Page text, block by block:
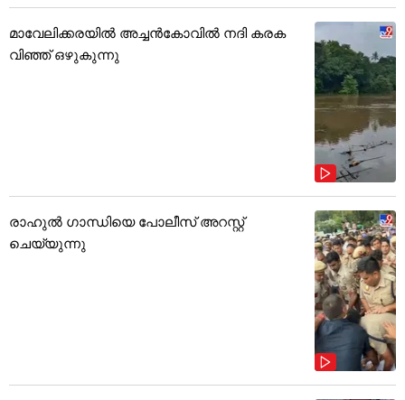
മാവേലിക്കരയിൽ അച്ചൻകോവിൽ നദി കരക
വിഞ്ഞ് ഒഴുകുന്നു
രാഹുൽ ഗാന്ധിയെ പോലീസ് അറസ്റ്റ്
ചെയ്യുന്നു